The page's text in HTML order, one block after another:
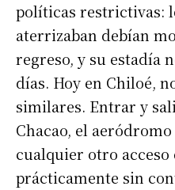
políticas restrictivas:
aterrizaban debían
regreso, y su estadía
días. Hoy en Chiloé,
similares. Entrar y
Chacao, el
cualquier otro acceso
prácticamente sin